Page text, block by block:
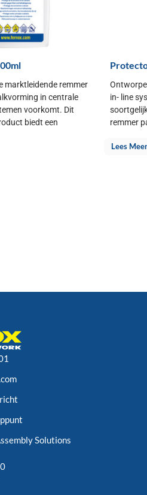
marktleidende remmer
in centrale
voorkomt. Dit
biedt een
in- line
remmer
Lees Meer
Solutions